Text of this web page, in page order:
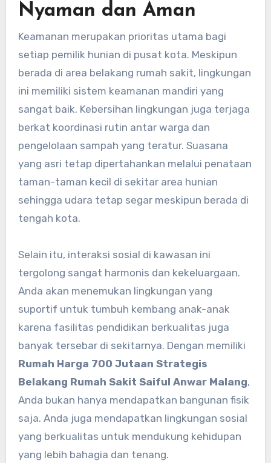
Nyaman dan Aman
Keamanan merupakan prioritas utama bagi
setiap pemilik hunian di pusat kota. Meskipun
berada di area belakang rumah sakit, lingkungan
ini memiliki sistem keamanan mandiri yang
sangat baik. Kebersihan lingkungan juga terjaga
berkat koordinasi rutin antar warga dan
pengelolaan sampah yang teratur. Suasana
yang asri tetap dipertahankan melalui penataan
taman-taman kecil di sekitar area hunian
sehingga udara tetap segar meskipun berada di
tengah kota.
Selain itu, interaksi sosial di kawasan ini
tergolong sangat harmonis dan kekeluargaan.
Anda akan menemukan lingkungan yang
suportif untuk tumbuh kembang anak-anak
karena fasilitas pendidikan berkualitas juga
banyak tersebar di sekitarnya. Dengan memiliki
Rumah Harga 700 Jutaan Strategis
Belakang Rumah Sakit Saiful Anwar Malang,
Anda bukan hanya mendapatkan bangunan fisik
saja. Anda juga mendapatkan lingkungan sosial
yang berkualitas untuk mendukung kehidupan
yang lebih bahagia dan tenang.